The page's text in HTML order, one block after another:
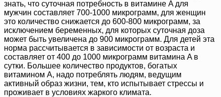
знать, что суточная потребность в витамине A для
мужчин составляет 700-1000 микрограмм, для женщин
это количество снижается до 600-800 микрограмм, за
исключением беременных, для которых суточная доза
может быть увеличена до 900 микрограмм. Для детей эта
норма рассчитывается в зависимости от возраста и
составляет от 400 до 1000 микрограмм витамина A в
сутки. Большее количество продуктов, богатых
витамином A, надо потреблять людям, ведущим
активный образ жизни, тем, кто испытывает стрессы и
проживает в условиях жаркого климата.